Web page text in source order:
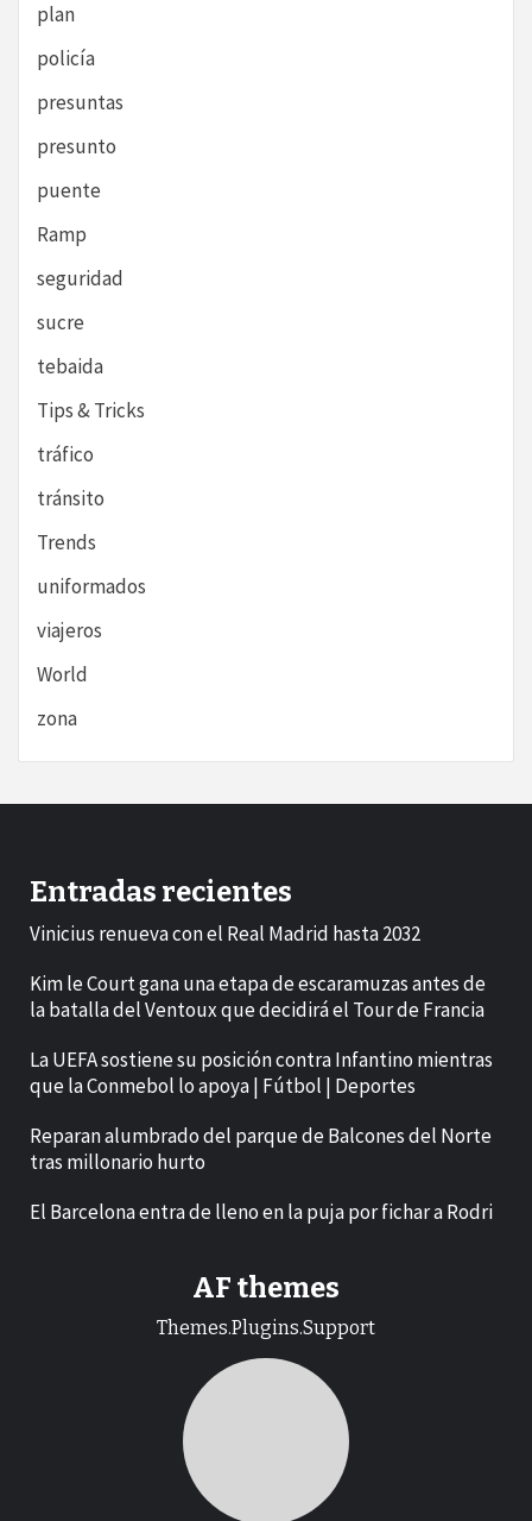
plan
policía
presuntas
presunto
puente
Ramp
seguridad
sucre
tebaida
Tips & Tricks
tráfico
tránsito
Trends
uniformados
viajeros
World
zona
Entradas recientes
Vinicius renueva con el Real Madrid hasta 2032
Kim le Court gana una etapa de escaramuzas antes de
la batalla del Ventoux que decidirá el Tour de Francia
La UEFA sostiene su posición contra Infantino mientras
que la Conmebol lo apoya | Fútbol | Deportes
Reparan alumbrado del parque de Balcones del Norte
tras millonario hurto
El Barcelona entra de lleno en la puja por fichar a Rodri
AF themes
Themes.Plugins.Support